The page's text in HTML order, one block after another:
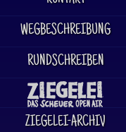
WEGBESCHREIBUNG
RUNDSCHREIBEN
ZIEGELEI-ARCHIV